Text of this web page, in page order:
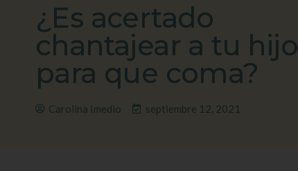
¿Es acertado
chantajear a tu hijo
para que coma?
Carolina Imedio septiembre 12, 2021